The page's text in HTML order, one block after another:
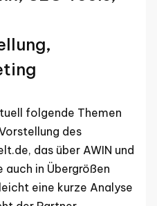
folgende Themen
des
das über AWIN und
auch in Übergrößen
eine kurze Analyse